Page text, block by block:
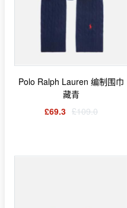
Polo Ralph Lauren 编制围巾
藏青
£69.3 £109.0